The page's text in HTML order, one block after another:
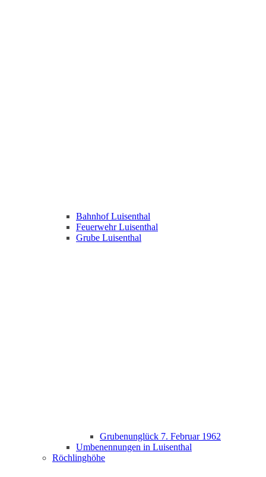
Bahnhof Luisenthal
Feuerwehr Luisenthal
Grube Luisenthal
Grubenunglück 7. Februar 1962
Umbenennungen in Luisenthal
Röchlinghöhe